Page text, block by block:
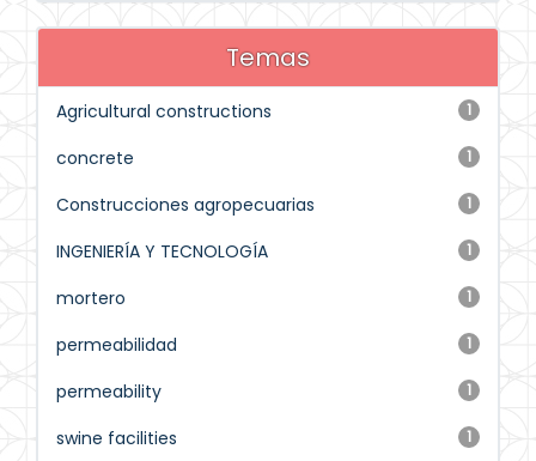
Temas
1
Agricultural constructions
1
concrete
1
Construcciones agropecuarias
1
INGENIERÍA Y TECNOLOGÍA
1
mortero
1
permeabilidad
1
permeability
1
swine facilities